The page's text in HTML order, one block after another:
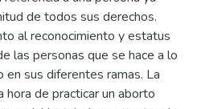
de todos sus derechos.
al reconocimiento y estatus
las personas que se hace a lo
sus diferentes ramas. La
de practicar un aborto